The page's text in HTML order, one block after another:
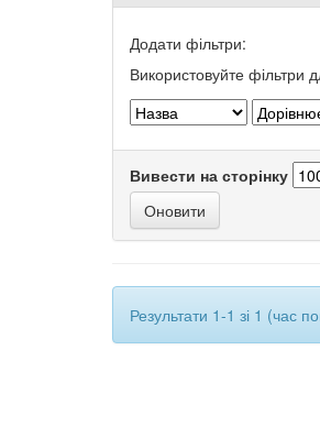
Додати фільтри:
Використовуйте фільтри
Вивести на сторінку
Результати 1-1 зі 1 (час